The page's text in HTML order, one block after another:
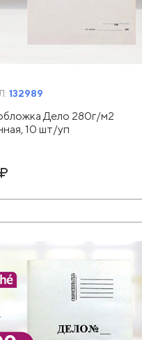
132989
Дело 280г/м2
10 шт/уп